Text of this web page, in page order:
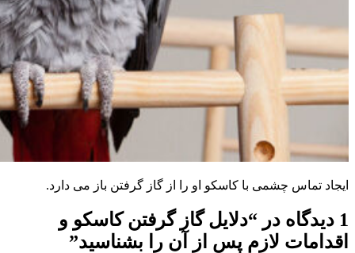
ایجاد تماس چشمی با کاسکو او را از گاز گرفتن باز می دارد.
1 دیدگاه در “
دلایل گاز گرفتن کاسکو و
اقدامات لازم پس از آن را بشناسید”